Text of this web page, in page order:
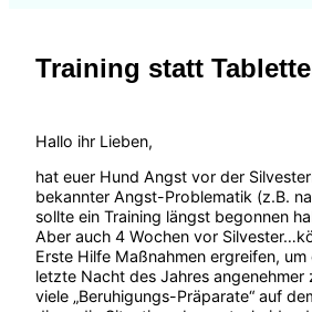
Training statt
Hallo ihr Lieben,
hat euer Hund Angst vor der
bekannter Angst-Problematik (z.B.
sollte ein Training längst begonnen
Aber auch 4 Wochen vor
Erste Hilfe Maßnahmen ergreifen,
letzte Nacht des Jahres angenehmer
viele „Beruhigungs-Präparate“ auf